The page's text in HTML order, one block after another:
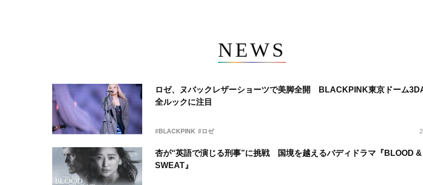
NEWS
ロゼ、ヌバックレザーショーツで美脚全開 BLACKPINK東京ドーム
全ルックに注目
#BLACKPINK #ロゼ
杏が“英語で演じる刑事”に挑戦 国境を越えるバディドラマ『BLOOD &
SWEAT』